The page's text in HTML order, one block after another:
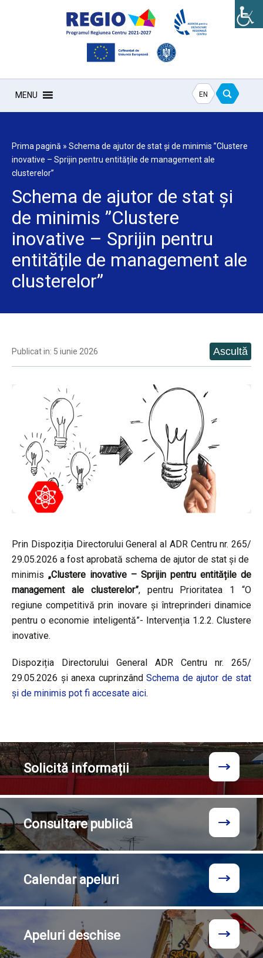
MENU EN
Prima pagină » Schema de ajutor de stat și de minimis ”Clustere
inovative – Sprijin pentru entitățile de management ale
clusterelor”
Schema de ajutor de stat și
de minimis ”Clustere
inovative – Sprijin pentru
entitățile de management ale
clusterelor”
Publicat in: 5 iunie 2026
Prin Dispoziția Directorului General al ADR Centru nr. 265/
29.05.2026 a fost aprobată schema de ajutor de stat și de
minimis „Clustere inovative – Sprijin pentru entitățile de
management ale clusterelor”, pentru Prioritatea 1 “O
regiune competitivă prin inovare și întreprinderi dinamice
pentru o economie inteligentă”- Intervenția 1.2.2. Clustere
inovative.
Dispoziția Directorului General ADR Centru nr. 265/
29.05.2026 și anexa cuprinzând Schema de ajutor de stat
și de minimis pot fi accesate aici.
Solicităinformații
Consultarepublică
Calendarapeluri
Apeluri deschise